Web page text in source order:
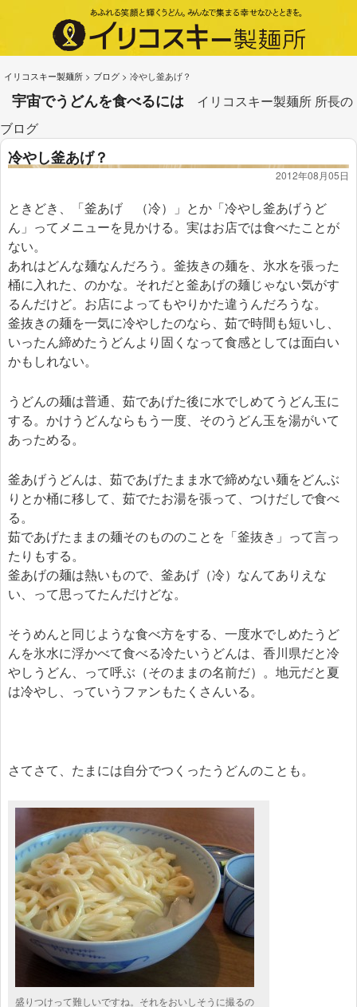
イリコスキー製麺所 > ブログ > 冷やし釜あげ？
宇宙でうどんを食べるには
イリコスキー製麺所 所長の
ブログ
冷やし釜あげ？
2012年08月05日
ときどき、「釜あげ （冷）」とか「冷やし釜あげうど
ん」ってメニューを見かける。実はお店では食べたことが
ない。
あれはどんな麺なんだろう。釜抜きの麺を、氷水を張った
桶に入れた、のかな。それだと釜あげの麺じゃない気がす
るんだけど。お店によってもやりかた違うんだろうな。
釜抜きの麺を一気に冷やしたのなら、茹で時間も短いし、
いったん締めたうどんより固くなって食感としては面白い
かもしれない。
うどんの麺は普通、茹であげた後に水でしめてうどん玉に
する。かけうどんならもう一度、そのうどん玉を湯がいて
あっためる。
釜あげうどんは、茹であげたまま水で締めない麺をどんぶ
りとか桶に移して、茹でたお湯を張って、つけだしで食べ
る。
茹であげたままの麺そのもののことを「釜抜き」って言っ
たりもする。
釜あげの麺は熱いもので、釜あげ（冷）なんてありえな
い、って思ってたんだけどな。
そうめんと同じような食べ方をする、一度水でしめたうど
んを氷水に浮かべて食べる冷たいうどんは、香川県だと冷
やしうどん、って呼ぶ（そのままの名前だ）。地元だと夏
は冷やし、っていうファンもたくさんいる。
さてさて、たまには自分でつくったうどんのことも。
盛りつけって難しいですね。それをおいしそうに撮るの